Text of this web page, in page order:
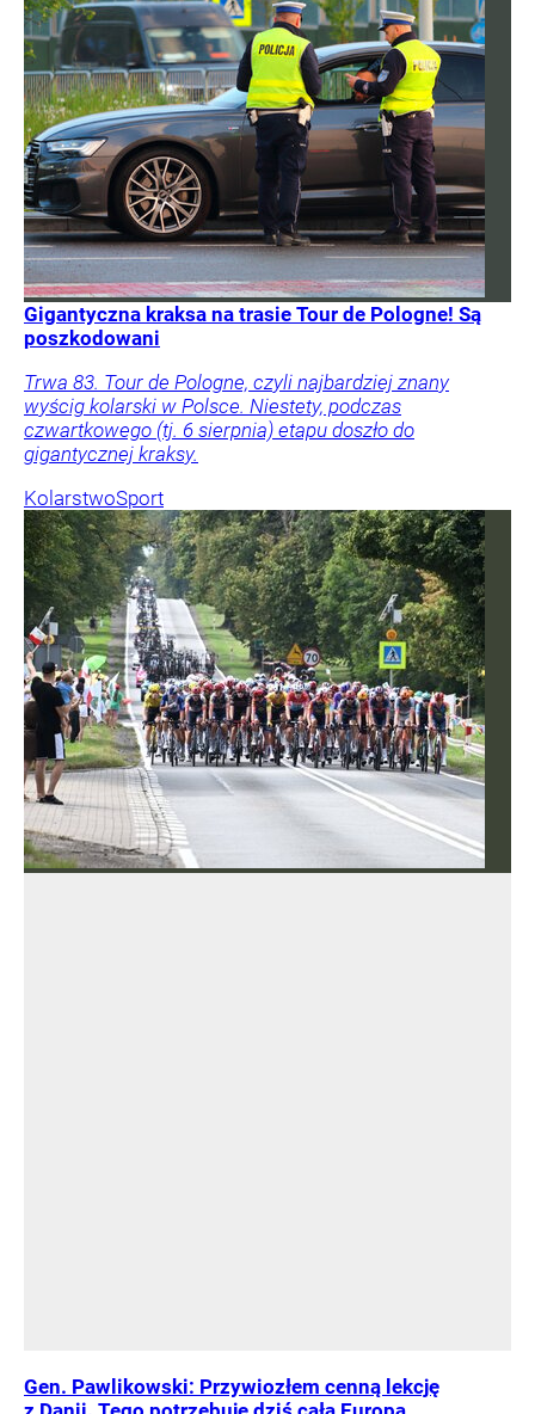
Gigantyczna kraksa na trasie Tour de Pologne! Są
poszkodowani
Trwa 83. Tour de Pologne, czyli najbardziej znany
wyścig kolarski w Polsce. Niestety, podczas
czwartkowego (tj. 6 sierpnia) etapu doszło do
gigantycznej kraksy.
KolarstwoSport
Gen. Pawlikowski: Przywiozłem cenną lekcję